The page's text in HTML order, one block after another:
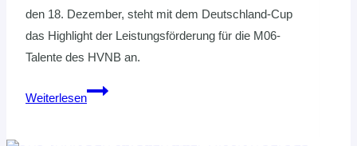
den 18. Dezember, steht mit dem Deutschland-Cup
das Highlight der Leistungsförderung für die M06-
Talente des HVNB an.
Weiterlesen
D-